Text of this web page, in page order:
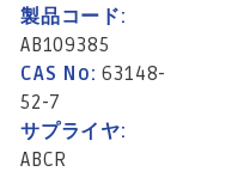
製品コード:
AB109385
CAS No:63148-
52-7
サプライヤ:
ABCR